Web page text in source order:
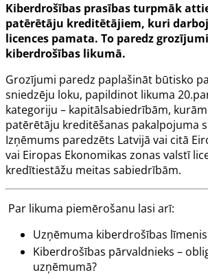
Kiberdrošības prasības turpmāk
patērētāju kreditētājiem, kuri
licences pamata. To paredz
kiberdrošības likumā.
Grozījumi paredz paplašināt būtisko
sniedzēju loku, papildinot likuma
kategoriju – kapitālsabiedrībām,
patērētāju kreditēšanas pakalpojuma
Izņēmums paredzēts Latvijā vai citā
vai Eiropas Ekonomikas zonas valstī
kredītiestāžu meitas sabiedrībām.
Par likuma piemērošanu lasi arī:
Uzņēmuma kiberdrošības
Kiberdrošības pārvaldnieks –
uzņēmumā?